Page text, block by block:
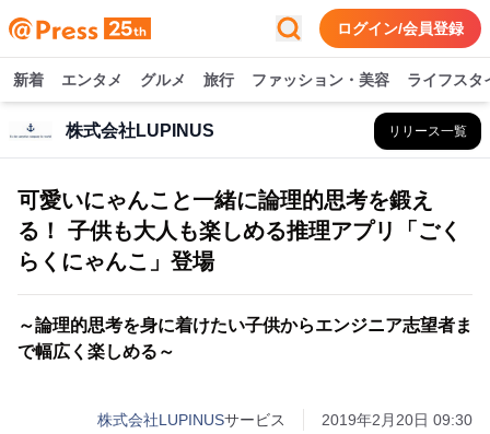
ログイン/会員登録
新着 エンタメ グルメ 旅行 ファッション・美容 ライフスタ
株式会社LUPINUS リリース一覧
可愛いにゃんこと一緒に論理的思考を鍛え
る！ 子供も大人も楽しめる推理アプリ「ごく
らくにゃんこ」登場
～論理的思考を身に着けたい子供からエンジニア志望者ま
で幅広く楽しめる～
株式会社LUPINUSサービス 2019年2月20日 09:30